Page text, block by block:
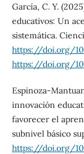
García, C. Y.
educativos: Un
sistemática.
https://doi.org/
https://doi.org/
Espinoza-
innovación
favorecer el
subnivel básico
https://doi.org/